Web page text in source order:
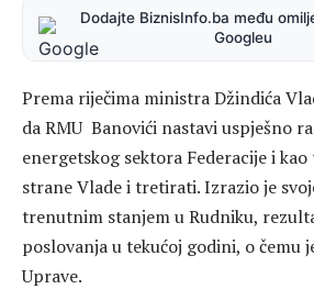
Dodajte BiznisInfo.ba među
Googleu
Prema riječima ministra Džindića
da RMU Banovići nastavi uspješno
energetskog sektora Federacije i kao
strane Vlade i tretirati. Izrazio je
trenutnim stanjem u Rudniku,
poslovanja u tekućoj godini, o čemu
Uprave.